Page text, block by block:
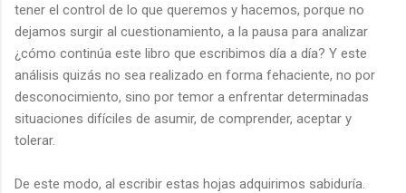
tener el control de lo que queremos y hacemos, porque no
dejamos surgir al cuestionamiento, a la pausa para analizar
¿cómo continúa este libro que escribimos día a día? Y este
análisis quizás no sea realizado en forma fehaciente, no por
desconocimiento, sino por temor a enfrentar determinadas
situaciones difíciles de asumir, de comprender, aceptar y
tolerar.
De este modo, al escribir estas hojas adquirimos sabiduría.